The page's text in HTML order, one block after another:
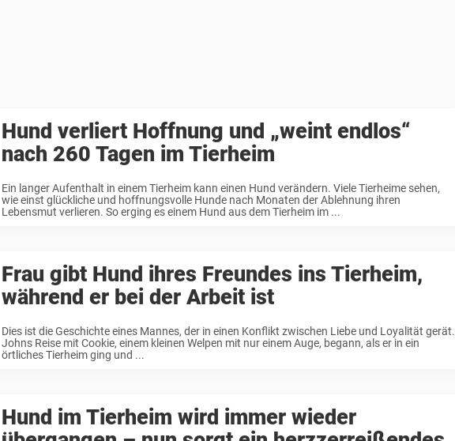
Hund verliert Hoffnung und „weint endlos“
nach 260 Tagen im Tierheim
Ein langer Aufenthalt in einem Tierheim kann einen Hund verändern. Viele Tierheime sehen,
wie einst glückliche und hoffnungsvolle Hunde nach Monaten der Ablehnung ihren
Lebensmut verlieren. So erging es einem Hund aus dem Tierheim im ...
Frau gibt Hund ihres Freundes ins Tierheim,
während er bei der Arbeit ist
Dies ist die Geschichte eines Mannes, der in einen Konflikt zwischen Liebe und Loyalität gerät.
Johns Reise mit Cookie, einem kleinen Welpen mit nur einem Auge, begann, als er in ein
örtliches Tierheim ging und ...
Hund im Tierheim wird immer wieder